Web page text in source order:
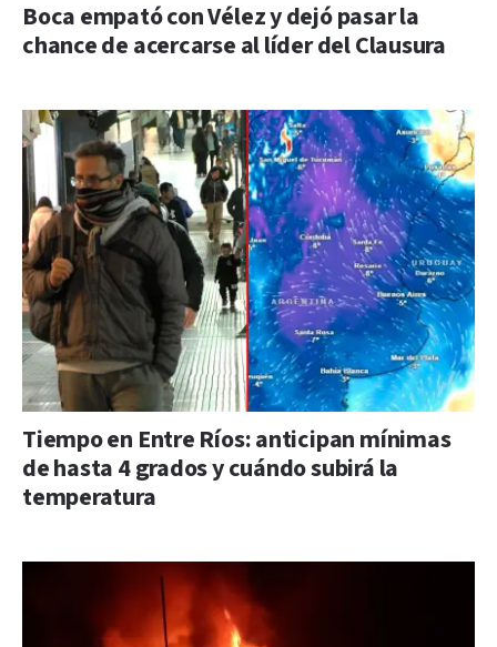
Boca empató con Vélez y dejó pasar la
chance de acercarse al líder del Clausura
Tiempo en Entre Ríos: anticipan mínimas
de hasta 4 grados y cuándo subirá la
temperatura